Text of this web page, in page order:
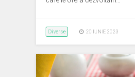
Diverse 20 IUNIE 2023